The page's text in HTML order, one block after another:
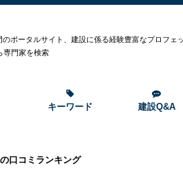
ポータルサイト、建設に係る経験豊富なプロフェ
専門家を検索
キーワード 建設Q&A
口コミランキング